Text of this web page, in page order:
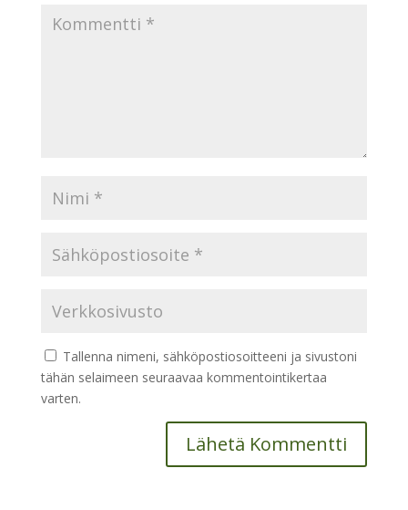
Tallenna nimeni, sähköpostiosoitteeni ja sivustoni
tähän selaimeen seuraavaa kommentointikertaa
varten.